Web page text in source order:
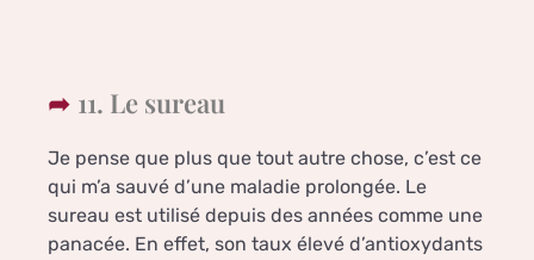
11. Le sureau
Je pense que plus que tout autre chose, c’est ce
qui m’a sauvé d’une maladie prolongée. Le
sureau est utilisé depuis des années comme une
panacée. En effet, son taux élevé d’antioxydants